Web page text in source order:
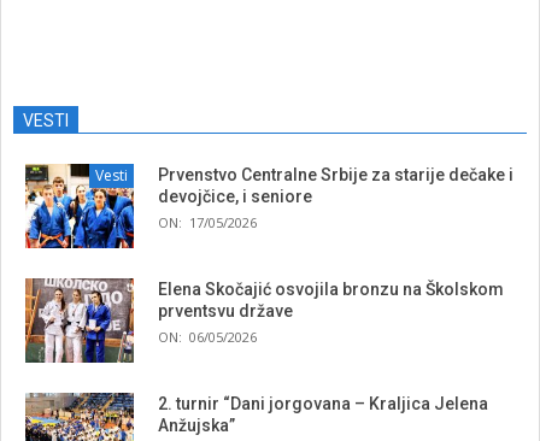
VESTI
Vesti
Prvenstvo Centralne Srbije za starije dečake i
devojčice, i seniore
ON: 17/05/2026
Elena Skočajić osvojila bronzu na Školskom
prventsvu države
ON: 06/05/2026
2. turnir “Dani jorgovana – Kraljica Jelena
Anžujska”